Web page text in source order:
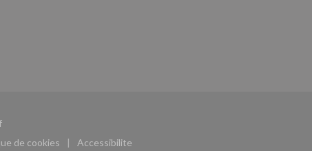
((ouvre une nouvelle fenêtre))
de cookies Accessibilite